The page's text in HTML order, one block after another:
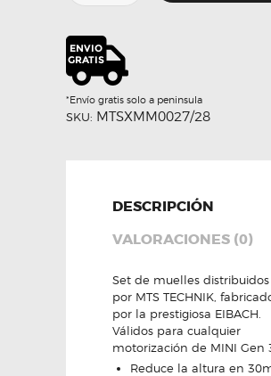
-30
-
MTS
TECHNIK
cantidad
*Envío gratis solo a peninsula
SKU: MTSXMM0027/28
DESCRIPCIÓN
VALORACIONES (0)
Set de muelles distribuidos
por MTS TECHNIK,
por la prestigiosa EIBACH.
Válidos para cualquier
motorización de MINI Gen
Reduce la altura en